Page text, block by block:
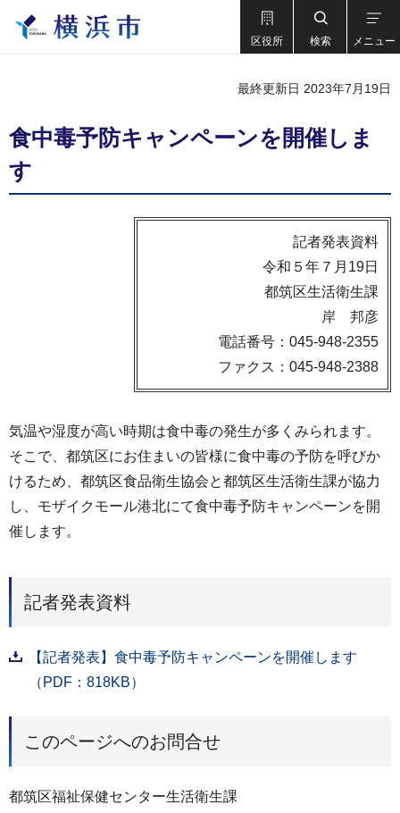
区役所 検索 メニュー
最終更新日 2023年7月19日
食中毒予防キャンペーンを開催しま
す
記者発表資料
令和５年７月19日
都筑区生活衛生課
岸 邦彦
電話番号：045-948-2355
ファクス：045-948-2388
気温や湿度が高い時期は食中毒の発生が多くみられます。
そこで、都筑区にお住まいの皆様に食中毒の予防を呼びか
けるため、都筑区食品衛生協会と都筑区生活衛生課が協力
し、モザイクモール港北にて食中毒予防キャンペーンを開
催します。
記者発表資料
【記者発表】食中毒予防キャンペーンを開催します
（PDF：818KB）
このページへのお問合せ
都筑区福祉保健センター生活衛生課